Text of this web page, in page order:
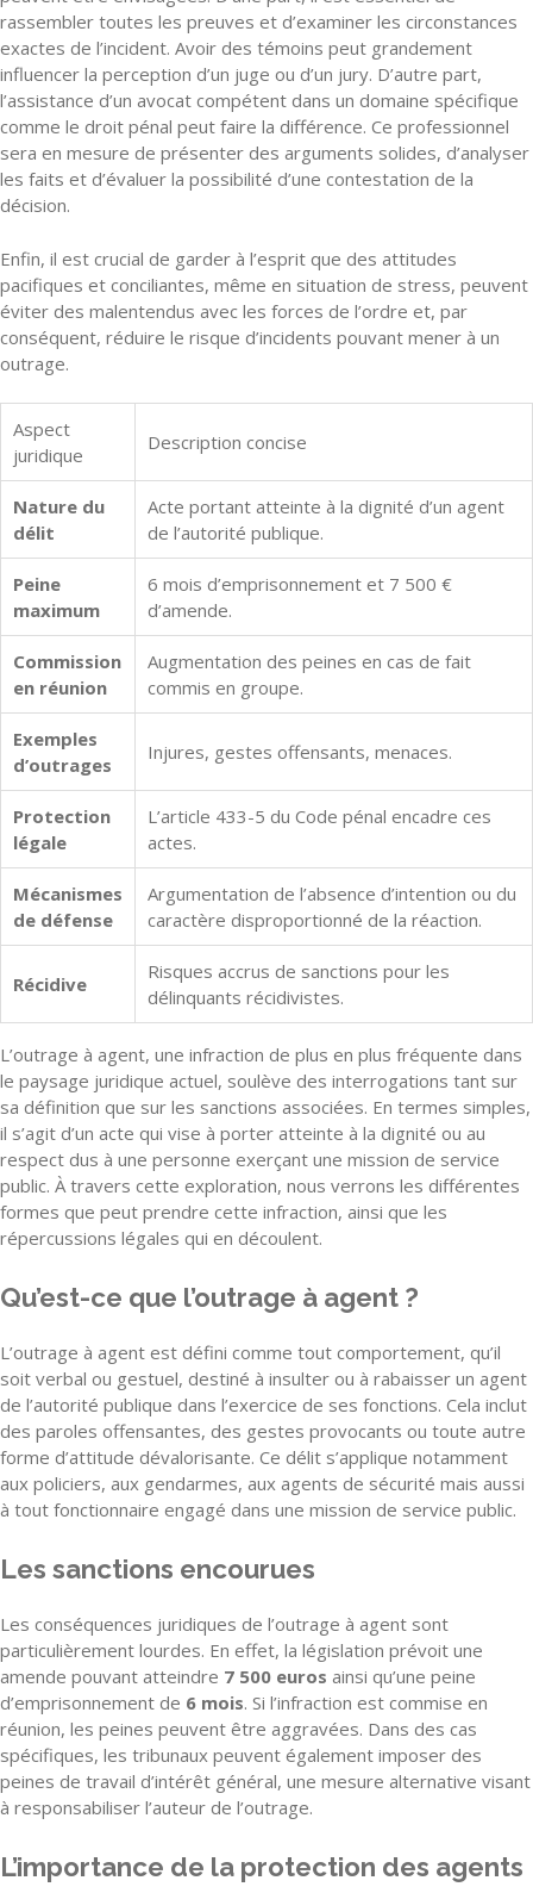
rassembler toutes les preuves et d’examiner les circonstances
exactes de l’incident. Avoir des témoins peut grandement
influencer la perception d’un juge ou d’un jury. D’autre part,
l’assistance d’un avocat compétent dans un domaine spécifique
comme le droit pénal peut faire la différence. Ce professionnel
sera en mesure de présenter des arguments solides, d’analyser
les faits et d’évaluer la possibilité d’une contestation de la
décision.
Enfin, il est crucial de garder à l’esprit que des attitudes
pacifiques et conciliantes, même en situation de stress, peuvent
éviter des malentendus avec les forces de l’ordre et, par
conséquent, réduire le risque d’incidents pouvant mener à un
outrage.
Aspect
juridique
Description concise
Nature du
délit
Acte portant atteinte à la dignité d’un agent
de l’autorité publique.
Peine
maximum
6 mois d’emprisonnement et 7 500 €
d’amende.
Commission
en réunion
Augmentation des peines en cas de fait
commis en groupe.
Exemples
d’outrages
Injures, gestes offensants, menaces.
Protection
légale
L’article 433-5 du Code pénal encadre ces
actes.
Mécanismes
de défense
Argumentation de l’absence d’intention ou du
caractère disproportionné de la réaction.
Récidive
Risques accrus de sanctions pour les
délinquants récidivistes.
L’outrage à agent, une infraction de plus en plus fréquente dans
le paysage juridique actuel, soulève des interrogations tant sur
sa définition que sur les sanctions associées. En termes simples,
il s’agit d’un acte qui vise à porter atteinte à la dignité ou au
respect dus à une personne exerçant une mission de service
public. À travers cette exploration, nous verrons les différentes
formes que peut prendre cette infraction, ainsi que les
répercussions légales qui en découlent.
Qu’est-ce que l’outrage à agent ?
L’outrage à agent est défini comme tout comportement, qu’il
soit verbal ou gestuel, destiné à insulter ou à rabaisser un agent
de l’autorité publique dans l’exercice de ses fonctions. Cela inclut
des paroles offensantes, des gestes provocants ou toute autre
forme d’attitude dévalorisante. Ce délit s’applique notamment
aux policiers, aux gendarmes, aux agents de sécurité mais aussi
à tout fonctionnaire engagé dans une mission de service public.
Les sanctions encourues
Les conséquences juridiques de l’outrage à agent sont
particulièrement lourdes. En effet, la législation prévoit une
amende pouvant atteindre 7 500 euros ainsi qu’une peine
d’emprisonnement de 6 mois. Si l’infraction est commise en
réunion, les peines peuvent être aggravées. Dans des cas
spécifiques, les tribunaux peuvent également imposer des
peines de travail d’intérêt général, une mesure alternative visant
à responsabiliser l’auteur de l’outrage.
L’importance de la protection des agents